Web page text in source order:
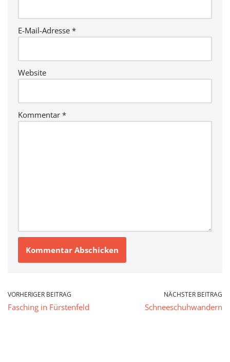
E-Mail-Adresse *
Website
Kommentar *
VORHERIGER BEITRAG
Fasching in Fürstenfeld
NÄCHSTER BEITRAG
Schneeschuhwandern